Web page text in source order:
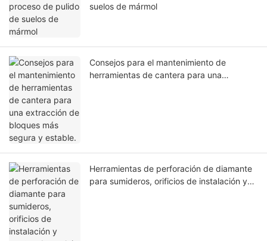
suelos de mármol
Consejos para el mantenimiento de
herramientas de cantera para una
Herramientas de perforación de diamante
para sumideros, orificios de instalación y